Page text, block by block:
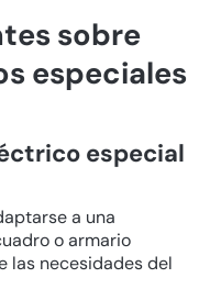
sobre
especiales
especial
a una
o armario
las necesidades del